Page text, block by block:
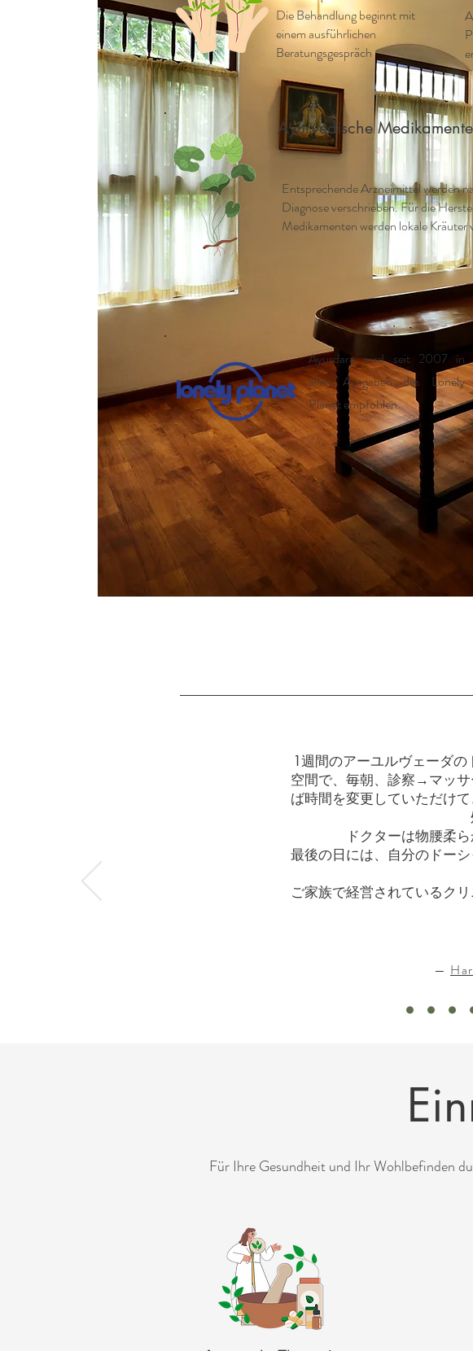
Die Behandlung beginnt mit
einem ausführlichen
Beratungsgespräch
Ayurvedische Medikamente
Entsprechende Arzneimittel werden
Diagnose verschrieben. Für die
Medikamenten werden lokale Kräuter
Ayurdara wird seit 2007 in
allen Ausgaben des Lonely
Planet empfohlen.
1週間のアーユルヴェーダ
空間で、毎朝、診察→マッ
ば時間を変更していただけ
ドクターは物腰柔
最後の日には、自分のドー
ご家族で経営されているク
—
Für Ihre Gesundheit und Ihr Wohlbefinden